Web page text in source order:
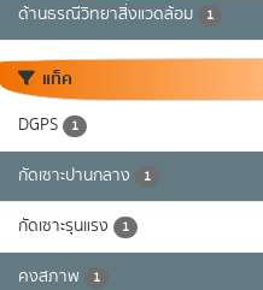
ด้านธรณีวิทยาสิ่งแวดล้อม 1
แท็ค
DGPS 1
กัดเซาะปานกลาง 1
กัดเซาะรุนแรง 1
คงสภาพ 1